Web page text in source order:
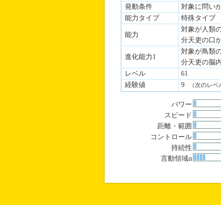
発動条件
対象に問い
能力タイプ
特殊タイプ
能力
対象が人類
分天吏の口
進化能力1
対象が鳥類
分天吏の脳
レベル
61
経験値
9 （次のレ
パワー
スピード
距離・範囲
コントロール
持続性
言動領域α